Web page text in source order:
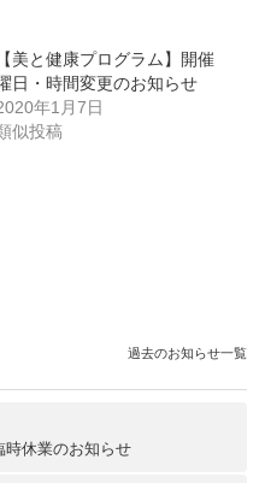
【美と健康プログラム】開催
日・時間変更のお知らせ
年1月7日
似投稿
時休業のお知らせ
過去のお知らせ一覧